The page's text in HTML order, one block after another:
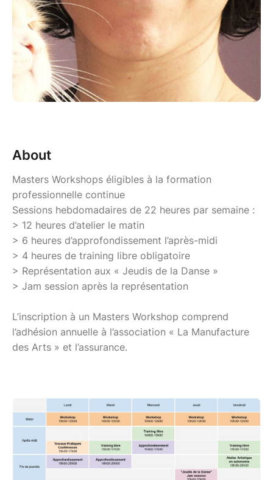
About
Masters Workshops éligibles à la formation
professionnelle continue
Sessions hebdomadaires de 22 heures par semaine :
> 12 heures d’atelier le matin
> 6 heures d’approfondissement l’après-midi
> 4 heures de training libre obligatoire
> Représentation aux « Jeudis de la Danse »
> Jam session après la représentation
L’inscription à un Masters Workshop comprend
l’adhésion annuelle à l’association « La Manufacture
des Arts » et l’assurance.